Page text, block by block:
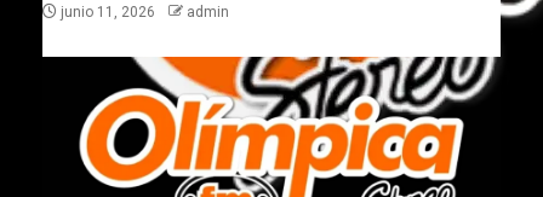
junio 11, 2026 admin